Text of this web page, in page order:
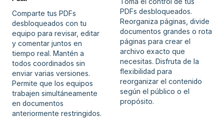
Comparte tus PDFs
desbloqueados con tu
equipo para revisar, editar
y comentar juntos en
tiempo real. Mantén a
todos coordinados sin
enviar varias versiones.
Permite que los equipos
trabajen simultáneamente
en documentos
anteriormente restringidos.
PDFs desbloqueados.
Reorganiza páginas, divide
documentos grandes o rota
páginas para crear el
archivo exacto que
necesitas. Disfruta de la
flexibilidad para
reorganizar el contenido
según el público o el
propósito.